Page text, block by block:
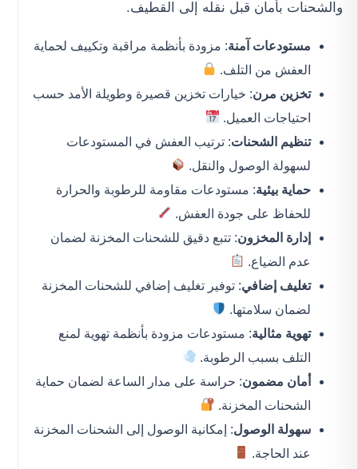
والشحنات بأمان قبل نقله إلى القطيف.
مستودعات آمنة: مزودة بأنظمة مراقبة وتكييف لحماية
العفش من التلف.
تخزين مرن: خيارات تخزين قصيرة وطويلة الأمد حسب
احتياجات العميل.
تنظيم الشحنات: ترتيب العفش في المستودعات
لسهولة الوصول والنقل.
حماية بيئية: مستودعات مقاومة للرطوبة والحرارة
للحفاظ على جودة العفش.
إدارة المخزون: تتبع دقيق للشحنات المخزنة لضمان
عدم الضياع.
تغليف إضافي: توفير تغليف إضافي للشحنات المخزنة
لضمان سلامتها.
تهوية مثالية: مستودعات مزودة بأنظمة تهوية لمنع
التلف بسبب الرطوبة.
أمان مضمون: حراسة على مدار الساعة لضمان حماية
الشحنات المخزنة.
سهولة الوصول: إمكانية الوصول إلى الشحنات المخزنة
عند الحاجة.